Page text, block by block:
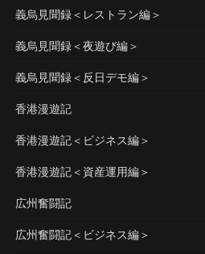
義烏見聞録＜レストラン編＞
義烏見聞録＜夜遊び編＞
義烏見聞録＜反日デモ編＞
香港漫遊記
香港漫遊記＜ビジネス編＞
香港漫遊記＜資産運用編＞
広州奮闘記
広州奮闘記＜ビジネス編＞